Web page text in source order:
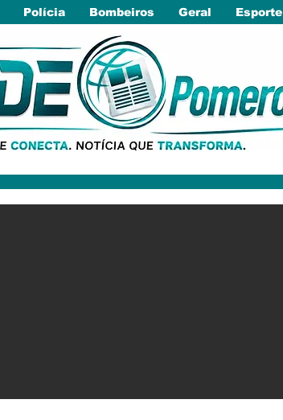
Polícia Bombeiros Geral Esporte